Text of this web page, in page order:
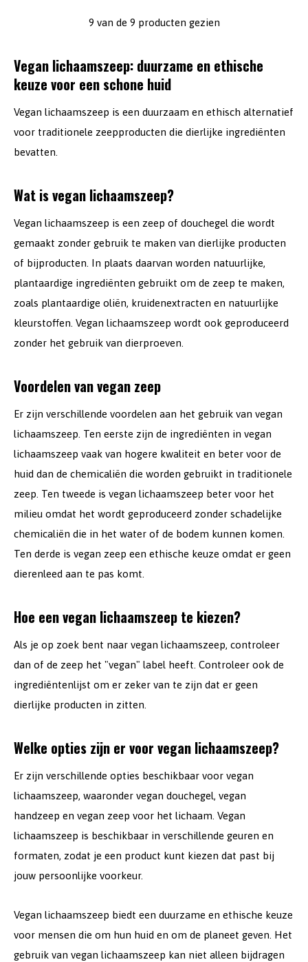
9 van de 9 producten gezien
Vegan lichaamszeep: duurzame en ethische
keuze voor een schone huid
Vegan lichaamszeep is een duurzaam en ethisch alternatief
voor traditionele zeepproducten die dierlijke ingrediënten
bevatten.
Wat is vegan lichaamszeep?
Vegan lichaamszeep is een zeep of douchegel die wordt
gemaakt zonder gebruik te maken van dierlijke producten
of bijproducten. In plaats daarvan worden natuurlijke,
plantaardige ingrediënten gebruikt om de zeep te maken,
zoals plantaardige oliën, kruidenextracten en natuurlijke
kleurstoffen. Vegan lichaamszeep wordt ook geproduceerd
zonder het gebruik van dierproeven.
Voordelen van vegan zeep
Er zijn verschillende voordelen aan het gebruik van vegan
lichaamszeep. Ten eerste zijn de ingrediënten in vegan
lichaamszeep vaak van hogere kwaliteit en beter voor de
huid dan de chemicaliën die worden gebruikt in traditionele
zeep. Ten tweede is vegan lichaamszeep beter voor het
milieu omdat het wordt geproduceerd zonder schadelijke
chemicaliën die in het water of de bodem kunnen komen.
Ten derde is vegan zeep een ethische keuze omdat er geen
dierenleed aan te pas komt.
Hoe een vegan lichaamszeep te kiezen?
Als je op zoek bent naar vegan lichaamszeep, controleer
dan of de zeep het "vegan" label heeft. Controleer ook de
ingrediëntenlijst om er zeker van te zijn dat er geen
dierlijke producten in zitten.
Welke opties zijn er voor vegan lichaamszeep?
Er zijn verschillende opties beschikbaar voor vegan
lichaamszeep, waaronder vegan douchegel, vegan
handzeep en vegan zeep voor het lichaam. Vegan
lichaamszeep is beschikbaar in verschillende geuren en
formaten, zodat je een product kunt kiezen dat past bij
jouw persoonlijke voorkeur.
Vegan lichaamszeep biedt een duurzame en ethische keuze
voor mensen die om hun huid en om de planeet geven. Het
gebruik van vegan lichaamszeep kan niet alleen bijdragen